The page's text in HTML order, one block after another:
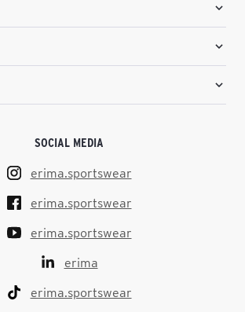
SOCIAL MEDIA
erima.sportswear
erima.sportswear
erima.sportswear
erima
erima.sportswear